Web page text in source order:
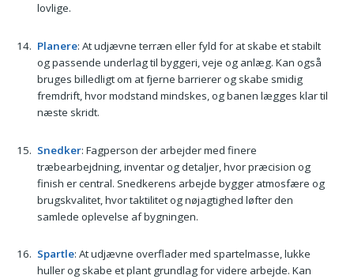
lovlige.
Planere: At udjævne terræn eller fyld for at skabe et stabilt
og passende underlag til byggeri, veje og anlæg. Kan også
bruges billedligt om at fjerne barrierer og skabe smidig
fremdrift, hvor modstand mindskes, og banen lægges klar til
næste skridt.
Snedker: Fagperson der arbejder med finere
træbearbejdning, inventar og detaljer, hvor præcision og
finish er central. Snedkerens arbejde bygger atmosfære og
brugskvalitet, hvor taktilitet og nøjagtighed løfter den
samlede oplevelse af bygningen.
Spartle: At udjævne overflader med spartelmasse, lukke
huller og skabe et plant grundlag for videre arbejde. Kan